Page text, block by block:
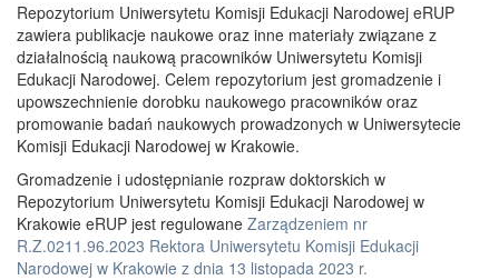
Repozytorium Uniwersytetu Komisji Edukacji Narodowej eRUP
zawiera publikacje naukowe oraz inne materiały związane z
działalnością naukową pracowników Uniwersytetu Komisji
Edukacji Narodowej. Celem repozytorium jest gromadzenie i
upowszechnienie dorobku naukowego pracowników oraz
promowanie badań naukowych prowadzonych w Uniwersytecie
Komisji Edukacji Narodowej w Krakowie.
Gromadzenie i udostępnianie rozpraw doktorskich w
Repozytorium Uniwersytetu Komisji Edukacji Narodowej w
Krakowie eRUP jest regulowane Zarządzeniem nr
R.Z.0211.96.2023 Rektora Uniwersytetu Komisji Edukacji
Narodowej w Krakowie z dnia 13 listopada 2023 r.